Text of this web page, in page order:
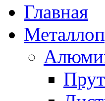
Главная